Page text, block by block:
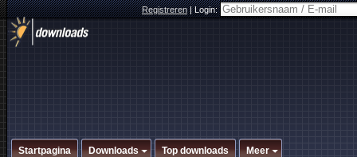
Registreren|Login:
Startpagina Downloads Top downloads Meer